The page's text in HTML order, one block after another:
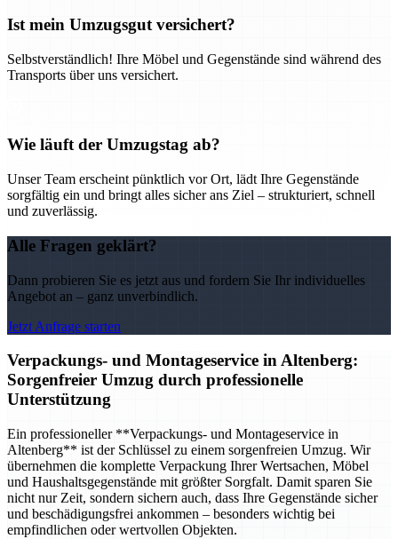
Ist mein Umzugsgut versichert?
Selbstverständlich! Ihre Möbel und Gegenstände sind während des
Transports über uns versichert.
Wie läuft der Umzugstag ab?
Unser Team erscheint pünktlich vor Ort, lädt Ihre Gegenstände
sorgfältig ein und bringt alles sicher ans Ziel – strukturiert, schnell
und zuverlässig.
Alle Fragen geklärt?
Dann probieren Sie es jetzt aus und fordern Sie Ihr individuelles
Angebot an – ganz unverbindlich.
Jetzt Anfrage starten
Verpackungs- und Montageservice in Altenberg:
Sorgenfreier Umzug durch professionelle
Unterstützung
Ein professioneller **Verpackungs- und Montageservice in
Altenberg** ist der Schlüssel zu einem sorgenfreien Umzug. Wir
übernehmen die komplette Verpackung Ihrer Wertsachen, Möbel
und Haushaltsgegenstände mit größter Sorgfalt. Damit sparen Sie
nicht nur Zeit, sondern sichern auch, dass Ihre Gegenstände sicher
und beschädigungsfrei ankommen – besonders wichtig bei
empfindlichen oder wertvollen Objekten.